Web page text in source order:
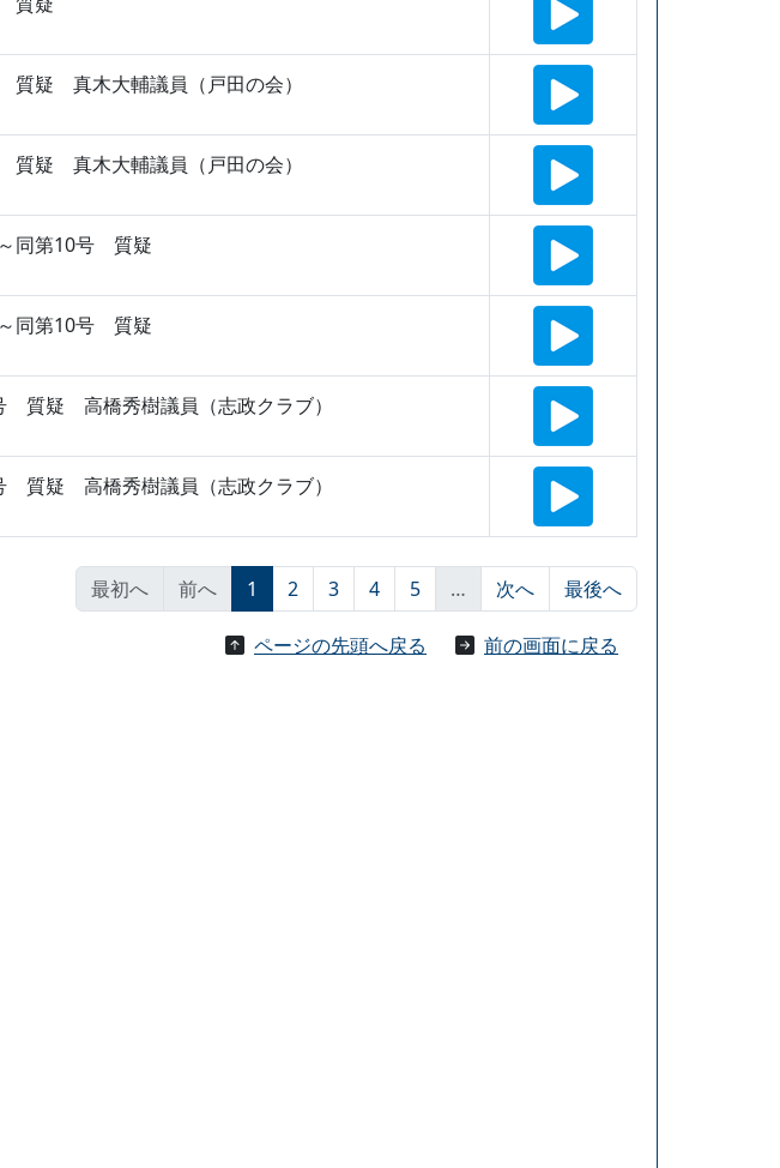
疑 真木大輔議員（戸田の会）
疑 真木大輔議員（戸田の会）
同第10号 質疑
同第10号 質疑
質疑 高橋秀樹議員（志政クラブ）
質疑 高橋秀樹議員（志政クラブ）
最初へ 前へ 1 2 3 4 5 … 次へ 最後へ
ページの先頭へ戻る 前の画面に戻る